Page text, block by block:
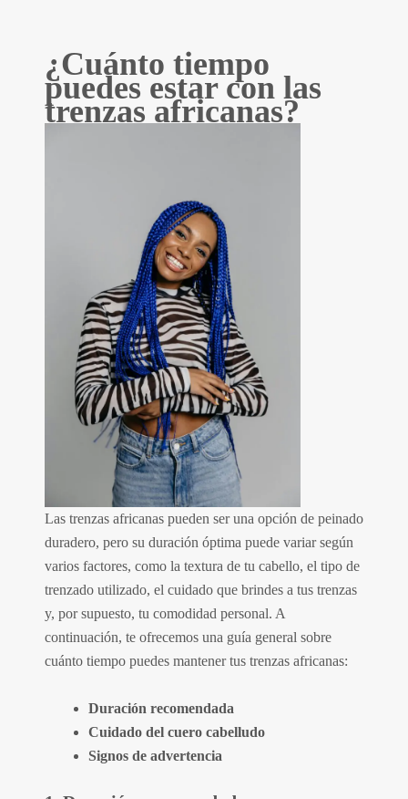
¿Cuánto tiempo
puedes estar con las
trenzas africanas?
Las trenzas africanas pueden ser una opción de peinado
duradero, pero su duración óptima puede variar según
varios factores, como la textura de tu cabello, el tipo de
trenzado utilizado, el cuidado que brindes a tus trenzas
y, por supuesto, tu comodidad personal. A
continuación, te ofrecemos una guía general sobre
cuánto tiempo puedes mantener tus trenzas africanas:
Duración recomendada
Cuidado del cuero cabelludo
Signos de advertencia